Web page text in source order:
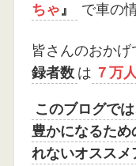
ちゃ 』 で車の
皆さんのおかげ
録者数 は ７万人
このブログで
豊かになるた
れないオスス